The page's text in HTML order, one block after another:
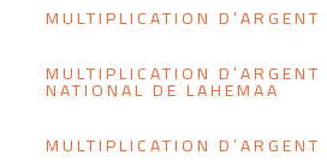
MULTIPLICATION D’ARGENT
MULTIPLICATION D’ARGENT
NATIONAL DE LAHEMAA
MULTIPLICATION D’ARGENT